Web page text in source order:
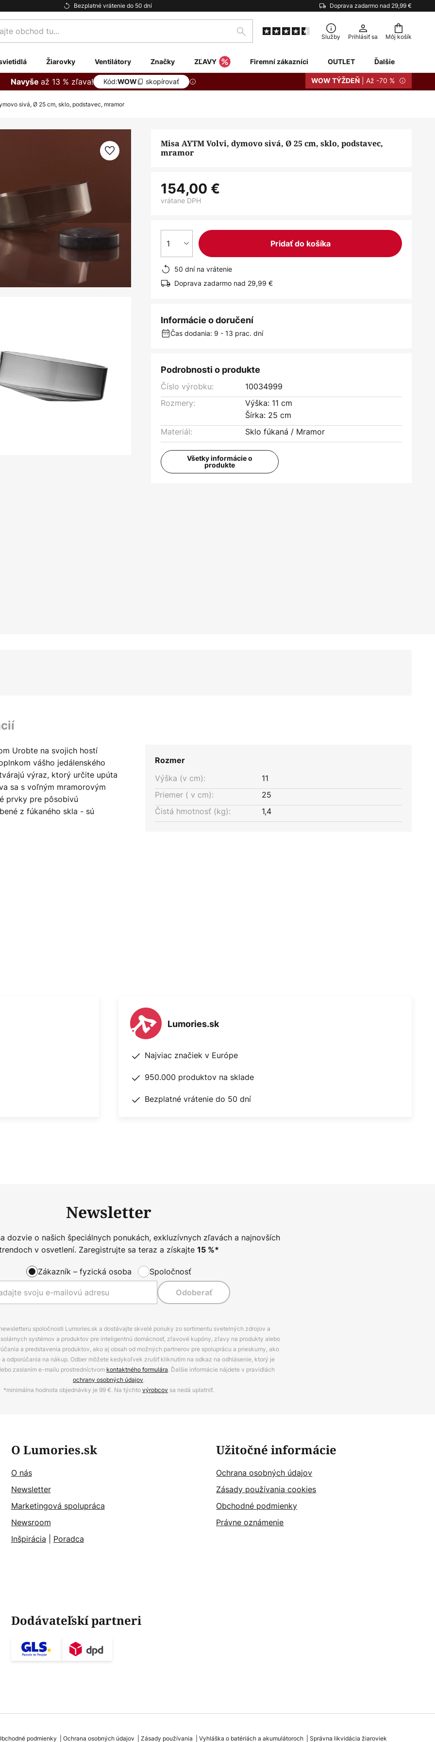
Bezplatné vrátenie do 50 dní Doprava zadarmo nad 29,99 €
Môj košík
Hľadať Služby Prihlásiť sa
Žiarovky Ventilátory Značky ZĽAVY Firemní zákazníci OUTLET Ďalšie
Navyše až 13 % zľava! Kód:WOW skopírovať WOW TÝŽDEŇ | Až -70 %
sivá, Ø 25 cm, sklo, podstavec, mramor
Misa AYTM Volvi, dymovo sivá, Ø 25 cm, sklo, podstavec,
mramor
154,00 €
vrátane DPH
1 Pridať do košíka
50 dní na vrátenie
Doprava zadarmo nad 29,99 €
Informácie o doručení
Čas dodania: 9 - 13 prac. dní
Podrobnosti o produkte
Číslo výrobku:
10034999
Rozmery:
Výška: 11 cm
Šírka: 25 cm
Materiál:
Sklo fúkaná / Mramor
Všetky informácie o
produkte
Urobte na svojich hostí
vášho jedálenského
výraz, ktorý určite upúta
sa s voľným mramorovým
prvky pre pôsobivú
z fúkaného skla - sú
fotografii výrobku. S
namočenou v
drsnú handričku.
riadu.
Rozmer
Výška (v cm):
11
Priemer ( v cm):
25
Čistá hmotnosť (kg):
1,4
Lumories.sk
Najviac značiek v Európe
950.000 produktov na sklade
Bezplatné vrátenie do 50 dní
Newsletter
dozvie o našich špeciálnych ponukách, exkluzívnych zľavách a najnovších
v osvetlení. Zaregistrujte sa teraz a získajte 15%*
Zákazník – fyzická osoba Spoločnosť
Odoberať
spoločnosti Lumories.sk a dostávajte skvelé ponuky zo sortimentu svetelných zdrojov a
systémov a produktov pre inteligentnú domácnosť, zľavové kupóny, zľavy na produkty alebo
a predstavenia produktov, ako aj obsah od možných partnerov pre spoluprácu a prieskumy, ako
odporúčania na nákup. Odber môžete kedykoľvek zrušiť kliknutím na odkaz na odhlásenie, ktorý je
zaslaním e-mailu prostredníctvom kontaktného formulára. Ďalšie informácie nájdete v pravidlách
ochrany osobných údajov.
*minimálna hodnota objednávky je 99 €. Na týchtovýrobcov sa nedá uplatniť.
O Lumories.sk
O nás
Newsletter
Marketingová spolupráca
Newsroom
Inšpirácia
Poradca
Užitočné informácie
Ochrana osobných údajov
Zásady používania cookies
Obchodné podmienky
Právne oznámenie
Dodávateľskí partneri
podmienky Ochrana osobných údajov Zásady používania Vyhláška o batériách a akumulátoroch Správna likvidácia žiaroviek